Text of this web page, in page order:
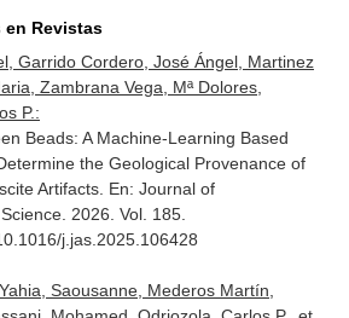
en Revistas
Garrido Cordero, José Ángel, Martinez
Zambrana Vega, Mª Dolores,
P.:
Beads: A Machine-Learning Based
the Geological Provenance of
Artifacts. En: Journal of
. 2026. Vol. 185.
j.jas.2025.106428
Saousanne, Mederos Martín,